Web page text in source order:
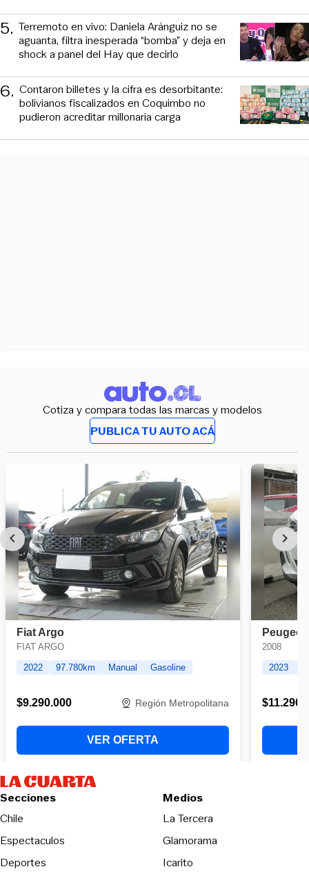
5. Terremoto en vivo: Daniela Aránguiz no se
aguanta, filtra inesperada “bomba” y deja en
shock a panel del Hay que decirlo
6. Contaron billetes y la cifra es desorbitante:
bolivianos fiscalizados en Coquimbo no
pudieron acreditar millonaria carga
Cotiza y compara todas las marcas y modelos
PUBLICA TU AUTO ACÁ
Secciones
Chile
Espectaculos
Deportes
Medios
La TerceraOpens in new
Glamorama
Icarito